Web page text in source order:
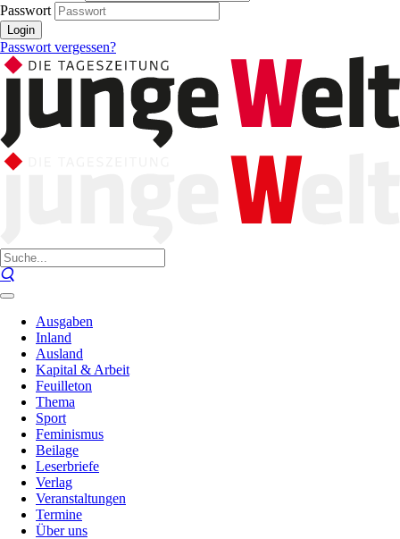
Passwort
Login
Passwort vergessen?
Ausgaben
Inland
Ausland
Kapital & Arbeit
Feuilleton
Thema
Sport
Feminismus
Beilage
Leserbriefe
Verlag
Veranstaltungen
Termine
Über uns